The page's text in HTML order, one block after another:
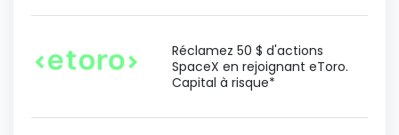
Réclamez 50 $ d'actions
SpaceX en rejoignant eToro.
Capital à risque*